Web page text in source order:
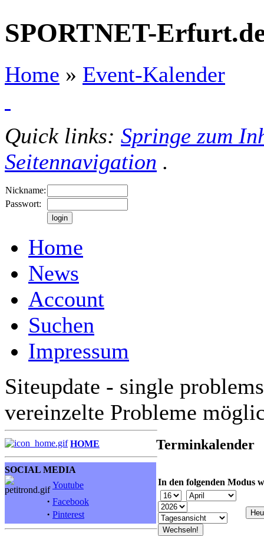
SPORTNET-
Home » Event-Kalender
Quick links: Springe zum
Seitennavigation .
Nickname:
Passwort:
Home
News
Account
Suchen
Impressum
Siteupdate - single
vereinzelte Probleme
HOME
SOCIAL MEDIA
Youtube
· Facebook
· Pinterest
Terminkalender
In den folgenden Modus